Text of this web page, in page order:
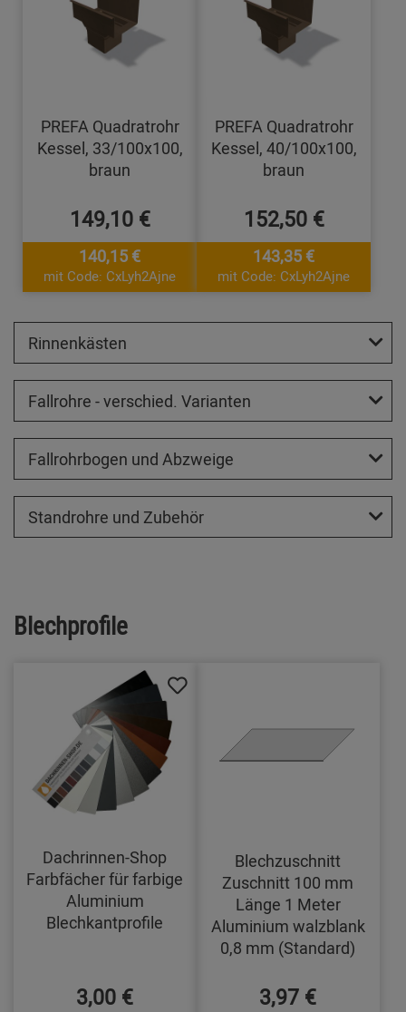
PREFA Quadratrohr
Kessel, 33/100x100,
braun
149,10 €
140,15 €
mit Code: CxLyh2Ajne
PREFA Quadratrohr
Kessel, 40/100x100,
braun
152,50 €
143,35 €
mit Code: CxLyh2Ajne
Rinnenkästen
Fallrohre - verschied. Varianten
Fallrohrbogen und Abzweige
Standrohre und Zubehör
Blechprofile
Dachrinnen-Shop
Farbfächer für farbige
Aluminium
Blechkantprofile
3,00 €
Blechzuschnitt
Zuschnitt 100 mm
Länge 1 Meter
Aluminium walzblank
0,8 mm (Standard)
3,97 €